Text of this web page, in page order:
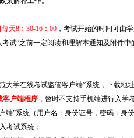
天8：30-16：00 ，考试开始的时间可由
考试”之前一定阅读和理解本通知及附件
学在线考试监管客户端”系统，下载地址
客户端程序 ，暂时不支持手机端进行入学
端”系统（用户名：身份证号，密码：身
考试系统；